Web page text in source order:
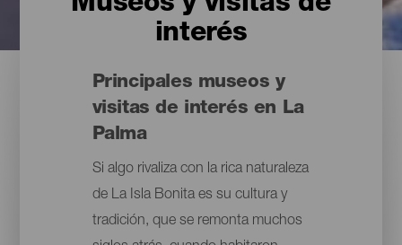
interés
Principales museos y
visitas de interés en La
Palma
Si algo rivaliza con la rica naturaleza
de La Isla Bonita es su cultura y
tradición, que se remonta muchos